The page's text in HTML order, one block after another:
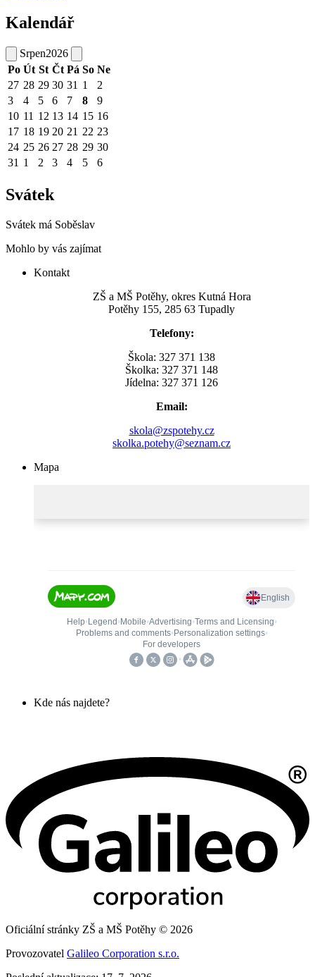
Kalendář
Srpen2026
Po Út St Čt Pá So Ne
27 28 29 30 31 1
2
3
4 5 6 7 8
9
10 11 12 13 14 15 16
17 18 19 20 21 22 23
24 25 26 27 28 29 30
31 1 2 3 4 5 6
Svátek
Svátek má Soběslav
Mohlo by vás zajímat
Kontakt
ZŠ a MŠ Potěhy, okres Kutná Hora
Potěhy 155, 285 63 Tupadly
Telefony:
Škola: 327 371 138
Školka: 327 371 148
Jídelna: 327 371 126
Email:
skola@zspotehy.cz
skolka.potehy@seznam.cz
Mapa
Kde nás najdete?
Oficiální stránky ZŠ a MŠ Potěhy © 2026
Provozovatel Galileo Corporation s.r.o.